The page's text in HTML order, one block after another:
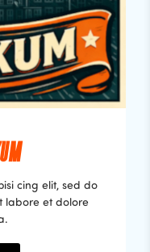
cing elit, sed do
labore et dolore